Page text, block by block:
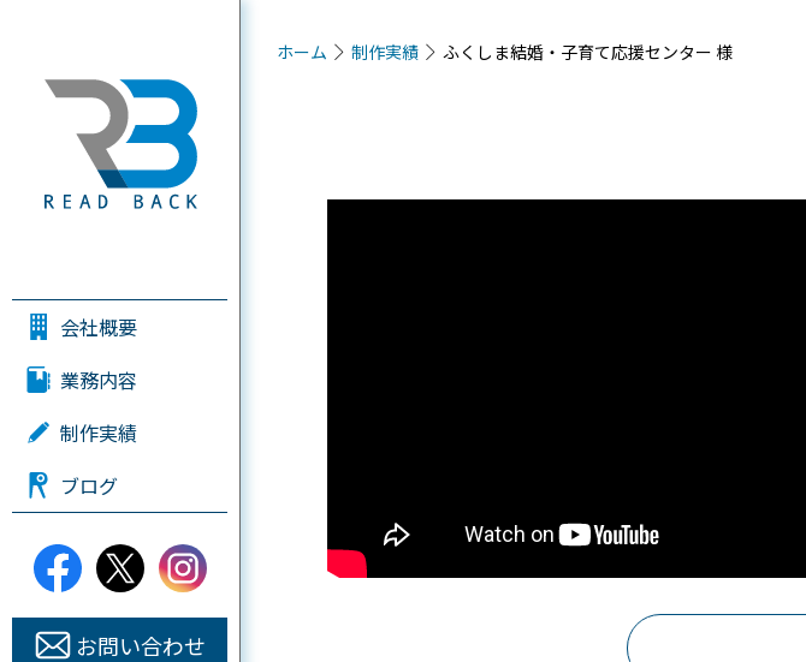
会社概要
業務内容
制作実績
ブログ
お問い合わせ
ホーム 制作実績 ふくしま結婚・子育て応援センター 様